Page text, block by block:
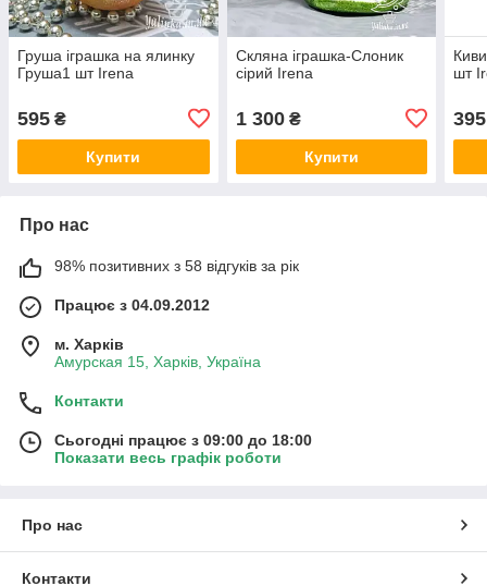
Груша іграшка на ялинку
Груша1 шт Irena
595 ₴
Купити
Скляна іграшка-Слоник
сірий Irena
1 300₴
Купити
шт
395
Про нас
98% позитивних з 58 відгуків за рік
Працює з 04.09.2012
м. Харків
Амурская 15, Харків, Україна
Контакти
Сьогодні працює з 09:00 до 18:00
Показати весь графік роботи
Про нас
Контакти